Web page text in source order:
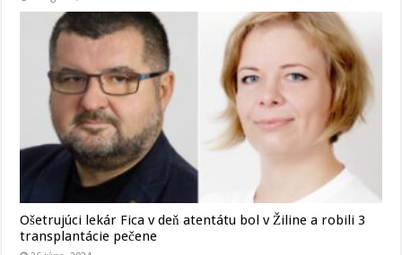
Ošetrujúci lekár Fica v deň atentátu bol v Žiline a robili 3
transplantácie pečene